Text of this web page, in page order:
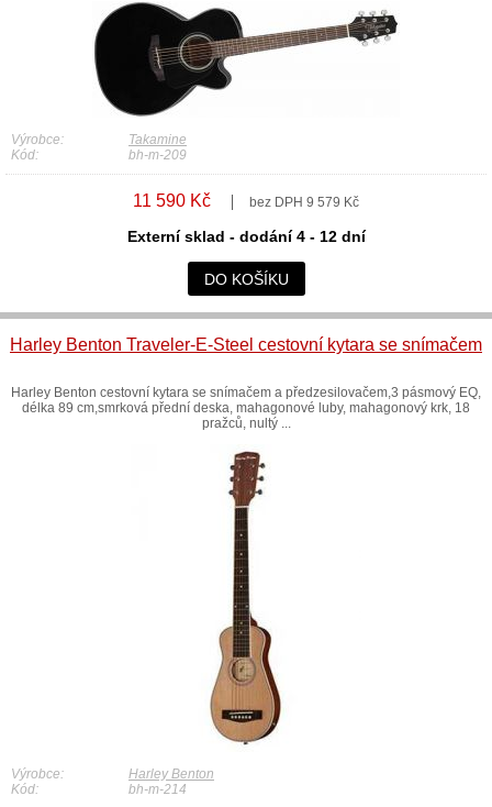
Výrobce:
Takamine
Kód:
bh-m-209
11 590 Kč bez DPH 9 579 Kč
Externí sklad - dodání 4 - 12 dní
DO KOŠÍKU
Harley Benton Traveler-E-Steel cestovní kytara se snímačem
Harley Benton cestovní kytara se snímačem a předzesilovačem,3 pásmový EQ,
délka 89 cm,smrková přední deska, mahagonové luby, mahagonový krk, 18
pražců, nultý ...
Výrobce:
Harley Benton
Kód:
bh-m-214